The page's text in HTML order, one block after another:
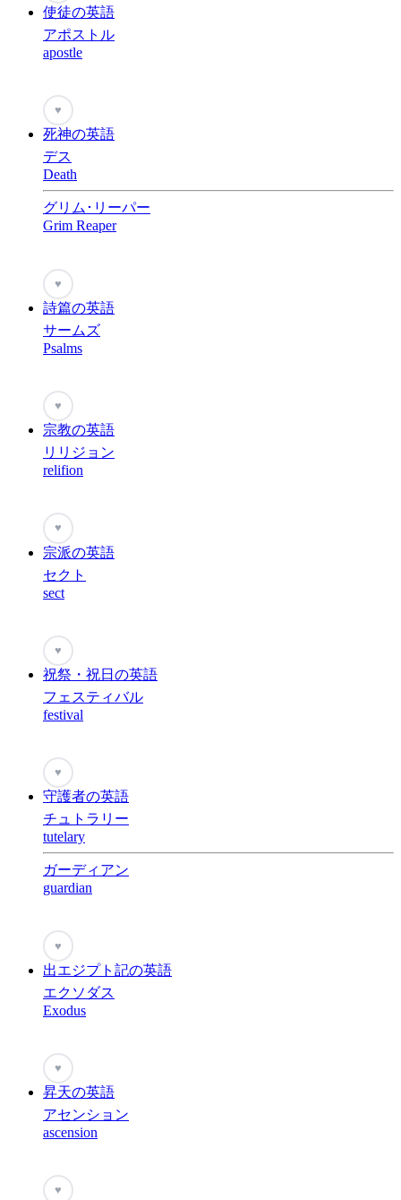
使徒の英語
アポストル
apostle
♥
死神の英語
デス
Death
グリム･リーパー
Grim Reaper
♥
詩篇の英語
サームズ
Psalms
♥
宗教の英語
リリジョン
relifion
♥
宗派の英語
セクト
sect
♥
祝祭・祝日の英語
フェスティバル
festival
♥
守護者の英語
チュトラリー
tutelary
ガーディアン
guardian
♥
出エジプト記の英語
エクソダス
Exodus
♥
昇天の英語
アセンション
ascension
♥